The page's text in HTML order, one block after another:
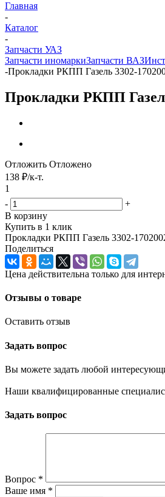
Главная
-
Каталог
-
Запчасти УАЗ
Запчасти иномаркиЗапчасти ВАЗ
-Прокладки РКПП Газель 3302-
Прокладки РКПП
Отложить Отложено
138 ₽/к-т.
1
-
+
В корзину
Купить в 1 клик
Прокладки РКПП Газель 3302-
Поделиться
Цена действительна только для
Отзывы о товаре
Оставить отзыв
Задать вопрос
Вы можете задать любой
Наши квалифицированные
Задать вопрос
Вопрос *
Ваше имя *